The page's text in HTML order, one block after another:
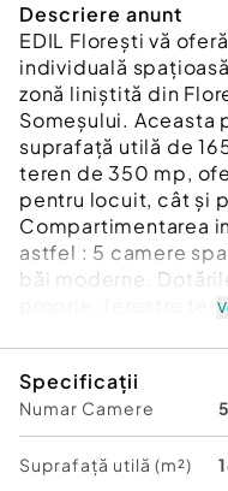
Descriere anunt
EDIL Florești vă
individuală
zonă liniștită din
Someșului. Aceasta
suprafață utilă de
teren de 350 mp,
pentru locuit, cât și
Compartimentarea
astfel : 5 camere
băi moderne.
proprie, ferestre
dotată cu
aragaz ,hota ,mașină
ideală pentru cei
verde generos, fiind
Specificații
Numar Camere 5
Suprafață utilă (m²)